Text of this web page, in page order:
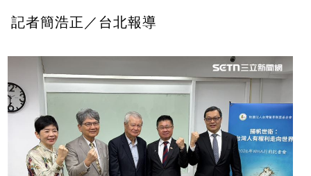
記者簡浩正／台北報導